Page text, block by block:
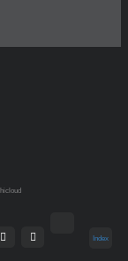
Index